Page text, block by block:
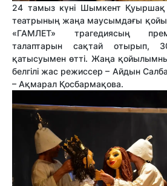
24 тамыз күні Шымкент Қуыршақ
театрының жаңа маусымдағы
«ГАМЛЕТ» трагедиясың
талаптарын сақтай отырып,
қатысуымен өтті. Жаңа
белгілі жас режиссер – Айдын
– Ақмарал Қосбармақова.